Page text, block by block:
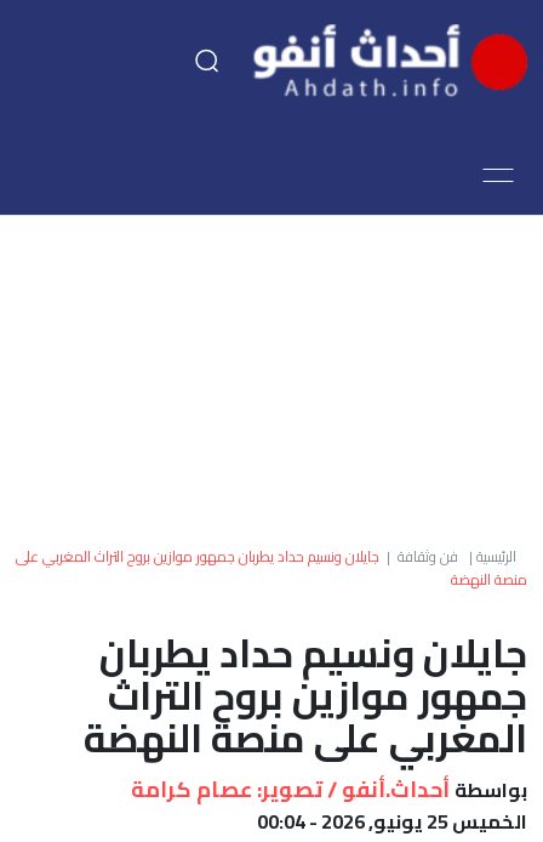
اقتصاد
العالم
الصحراء
الرئيسية| فن وثقافة | جايلان ونسيم حداد يطربان جمهور موازين بروح التراث المغربي على
منصة النهضة
جايلان ونسيم حداد يطربان
جمهور موازين بروح التراث
المغربي على منصة النهضة
بواسطة أحداث.أنفو / تصوير: عصام كرامة
الخميس 25 يونيو, 2026 - 00:04